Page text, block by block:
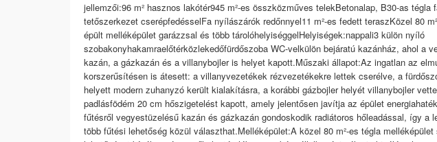
jellemzői:96 m² hasznos lakótér945 m²-es összközműves telekBetonalap, B30-as tégla
tetőszerkezet cserépfedésselFa nyílászárók redőnnyel11 m²-es fedett teraszKözel 80
épült melléképület garázzsal és több tárolóhelyiséggelHelyiségek:nappali3 külön nyíló
szobakonyhakamraelőtérközlekedőfürdőszoba WC-velkülön bejáratú kazánház, ahol a
kazán, a gázkazán és a villanybojler is helyet kapott.Műszaki állapot:Az ingatlan az
korszerűsítésen is átesett: a villanyvezetékek rézvezetékekre lettek cserélve, a
helyett modern zuhanyzó került kialakításra, a korábbi gázbojler helyét villanybojler
padlásfödém 20 cm hőszigetelést kapott, amely jelentősen javítja az épület
fűtésről vegyestüzelésű kazán és gázkazán gondoskodik radiátoros hőleadással, így a
több fűtési lehetőség közül választhat.Melléképület:A közel 80 m²-es tégla melléképület